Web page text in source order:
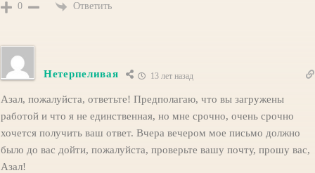
0 Ответить
Нетерпеливая 13 лет назад
Азал, пожалуйста, ответьте! Предполагаю, что вы загружены
работой и что я не единственная, но мне срочно, очень срочно
хочется получить ваш ответ. Вчера вечером мое письмо должно
было до вас дойти, пожалуйста, проверьте вашу почту, прошу вас,
Азал!